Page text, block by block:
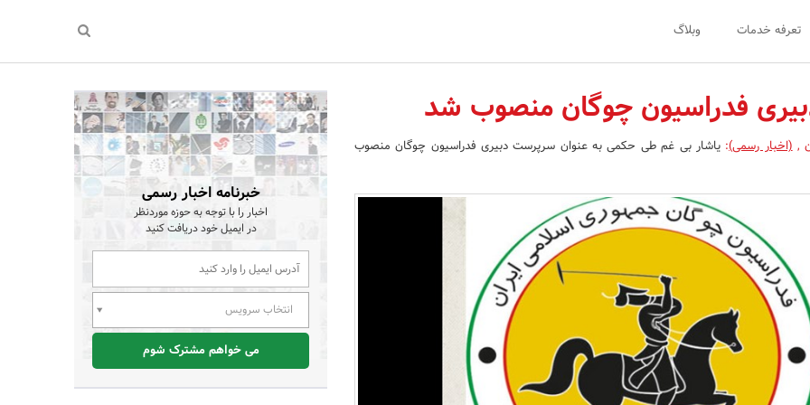
تعرفه خدمات وبلاگ
فدراسیون چوگان منصوب شد
,(اخبار رسمی):یاشار بی غم طی حکمی به عنوان سرپرست دبیری فدراسیون چوگان منصوب
خبرنامه اخبار رسمی
اخبار را با توجه به حوزه موردنظر
در ایمیل خود دریافت کنید
انتخاب سرویس
می خواهم مشترک شوم